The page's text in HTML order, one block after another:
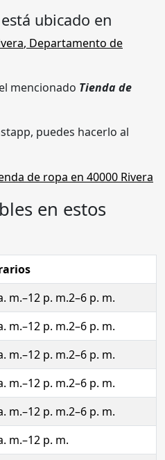
ubicado en
, Departamento de
mencionado Tienda de
puedes hacerlo al
en estos
m.–12 p. m.2–6 p. m.
m.–12 p. m.2–6 p. m.
m.–12 p. m.2–6 p. m.
m.–12 p. m.2–6 p. m.
m.–12 p. m.2–6 p. m.
m.–12 p. m.